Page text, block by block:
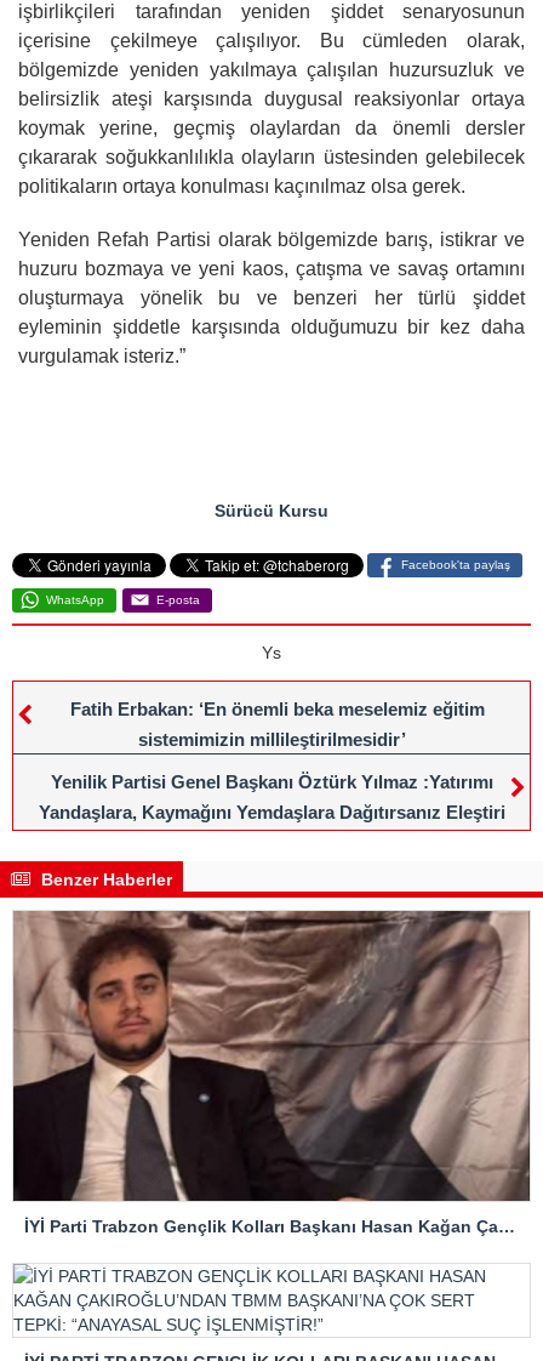
işbirlikçileri tarafından yeniden şiddet senaryosunun
içerisine çekilmeye çalışılıyor. Bu cümleden olarak,
bölgemizde yeniden yakılmaya çalışılan huzursuzluk ve
belirsizlik ateşi karşısında duygusal reaksiyonlar ortaya
koymak yerine, geçmiş olaylardan da önemli dersler
çıkararak soğukkanlılıkla olayların üstesinden gelebilecek
politikaların ortaya konulması kaçınılmaz olsa gerek.
Yeniden Refah Partisi olarak bölgemizde barış, istikrar ve
huzuru bozmaya ve yeni kaos, çatışma ve savaş ortamını
oluşturmaya yönelik bu ve benzeri her türlü şiddet
eyleminin şiddetle karşısında olduğumuzu bir kez daha
vurgulamak isteriz.”
Sürücü Kursu
Facebook'ta paylaş
WhatsApp E-posta
Ys
Fatih Erbakan: ‘En önemli beka meselemiz eğitim
sistemimizin millileştirilmesidir’
Yenilik Partisi Genel Başkanı Öztürk Yılmaz :Yatırımı
Yandaşlara, Kaymağını Yemdaşlara Dağıtırsanız Eleştiri
Benzer Haberler
İYİ Parti Trabzon Gençlik Kolları Başkanı Hasan Kağan Çakıroğlu’ndan Mattia Ahmet Minguzzi Davasına Tepki